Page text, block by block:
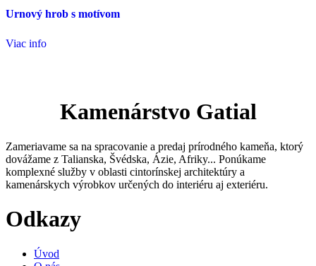
Urnový hrob s motívom
Viac info
Kamenárstvo Gatial
Zameriavame sa na spracovanie a predaj prírodného kameňa, ktorý
dovážame z Talianska, Švédska, Ázie, Afriky... Ponúkame
komplexné služby v oblasti cintorínskej architektúry a
kamenárskych výrobkov určených do interiéru aj exteriéru.
Odkazy
Úvod